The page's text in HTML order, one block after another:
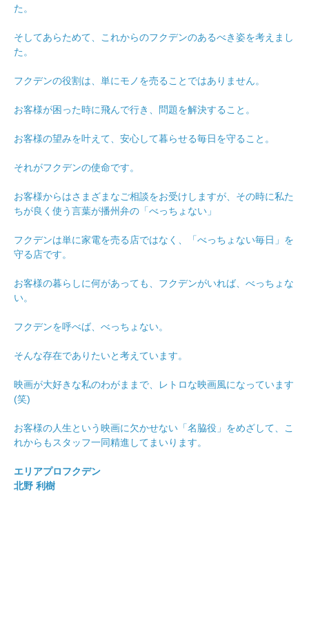
た。
そしてあらためて、これからのフクデンのあるべき姿を考えまし
た。
フクデンの役割は、単にモノを売ることではありません。
お客様が困った時に飛んで行き、問題を解決すること。
お客様の望みを叶えて、安心して暮らせる毎日を守ること。
それがフクデンの使命です。
お客様からはさまざまなご相談をお受けしますが、その時に私た
ちが良く使う言葉が播州弁の「べっちょない」
フクデンは単に家電を売る店ではなく、「べっちょない毎日」を
守る店です。
お客様の暮らしに何があっても、フクデンがいれば、べっちょな
い。
フクデンを呼べば、べっちょない。
そんな存在でありたいと考えています。
映画が大好きな私のわがままで、レトロな映画風になっています
(笑)
お客様の人生という映画に欠かせない「名脇役」をめざして、こ
れからもスタッフ一同精進してまいります。
エリアプロフクデン
北野 利樹